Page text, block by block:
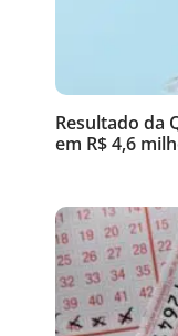
Resultado da
em R$ 4,6